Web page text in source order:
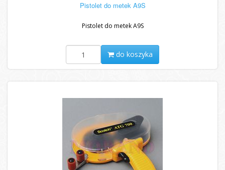
Pistolet do metek A9S
Pistolet do metek A9S
do koszyka